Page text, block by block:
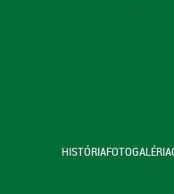
HISTÓRIAFOTOGALÉRIA